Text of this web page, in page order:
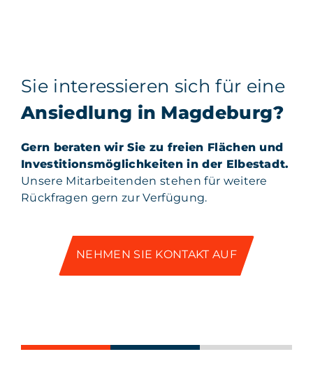
Sie interessieren sich für eine
Ansiedlung in Magdeburg?
Gern beraten wir Sie zu freien Flächen und
Investitionsmöglichkeiten in der Elbestadt.
Unsere Mitarbeitenden stehen für weitere
Rückfragen gern zur Verfügung.
NEHMEN SIE KONTAKT AUF